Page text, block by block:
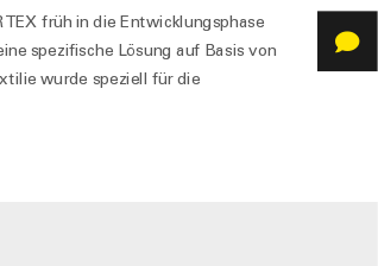
früh in die Entwicklungsphase
spezifische Lösung auf Basis von
wurde speziell für die